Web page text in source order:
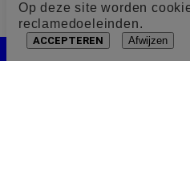
Op deze site worden
reclamedoeleinden.
ACCEPTEREN Afwijzen
Cookie toestemming